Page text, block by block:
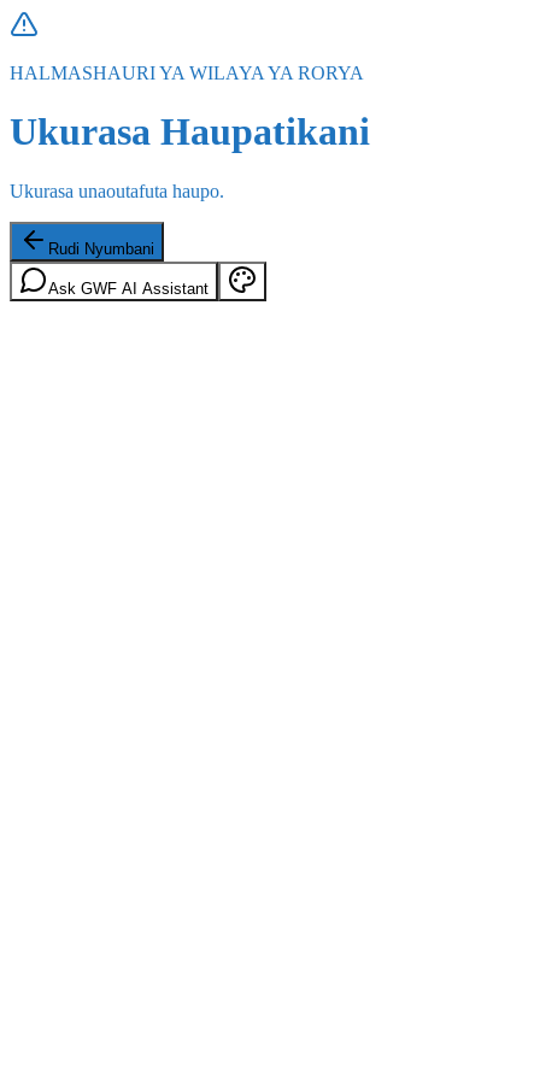
HALMASHAURI YA WILAYA YA RORYA
Ukurasa Haupatikani
Ukurasa unaoutafuta haupo.
Rudi Nyumbani
Ask GWF AI Assistant